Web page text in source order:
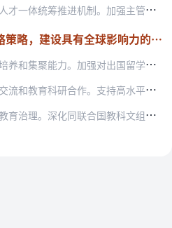
商，共同做好政策协调、项目统筹、资源配置。完善科教协同育人机制，加强创新资源统筹和力量组织。强化教育对科技和…
十、 完善教育对外开放战略策略，建设具有全球影响力的重要教育中心
育引导和服务管理。改革国家公派出国留学体制机制，加强“留学中国”品牌和能力建设，完善来华留学入学考试考核。鼓励…
发起和参与国际大科学计划、建设大科学装置、主持重大国际科研项目，推动建设高水平高校学科创新引智基地、国际合作…
组织和多边机制合作。建立教育创新合作网络，支持国际STEM（科学、技术、工程、数学）教育研究所建设发展。支持国…